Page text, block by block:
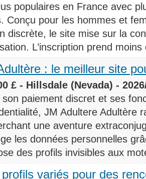
populaires en France avec
Conçu pour les hommes et
discrète, le site mise sur la
L’inscription prend
: le meilleur site
£ - Hillsdale (Nevada) -
son paiement discret et ses
JM Adultere Adultère
une aventure
les données personnelles
des profils invisibles aux
profils variés pour des